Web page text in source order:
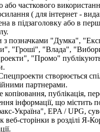
або часткового
( для інтернет -
в підзаголовку або в
позначками "Думка",
"Гроші", "Влада",
"Промо"
створюється
партнерами.
копіювання, публікація,
інформації, що містить
Україна", EPA / UPG,
веб-сторінки в розділі Я-